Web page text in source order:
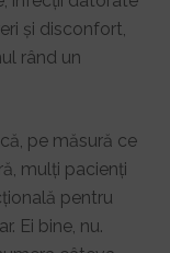
și disconfort,
rând un
pe măsură ce
mulți pacienți
pentru
Ei bine, nu.